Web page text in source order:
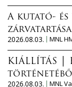
A kutató-
zárvatartása
2026.08.03.
MNL
KIÁLLÍTÁS
történetéből
2026.08.03.
MNL